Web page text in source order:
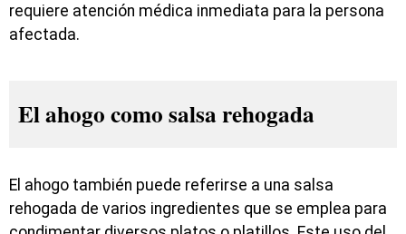
requiere atención médica inmediata para la persona
afectada.
El ahogo como salsa rehogada
El ahogo también puede referirse a una salsa
rehogada de varios ingredientes que se emplea para